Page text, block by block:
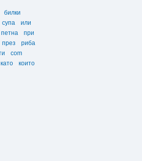
билки
супа
или
петна
при
през
риба
com
като
които